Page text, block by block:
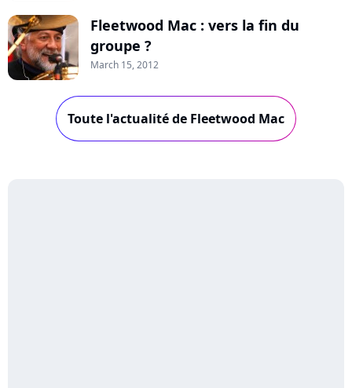
Fleetwood Mac : vers la fin du
groupe ?
March 15, 2012
Toute l'actualité de Fleetwood Mac